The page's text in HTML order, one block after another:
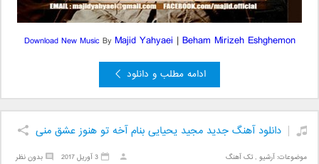
Download New MusicBy Majid Yahyaei | Beham Mirizeh Eshghemon
ادامه مطلب و دانلود
دانلود آهنگ جدید مجید یحیایی بنام آخه تو هنوز عشق منی
موضوعات:آرشیو ,تک آهنگ بدون نظر 3 آوریل 2017